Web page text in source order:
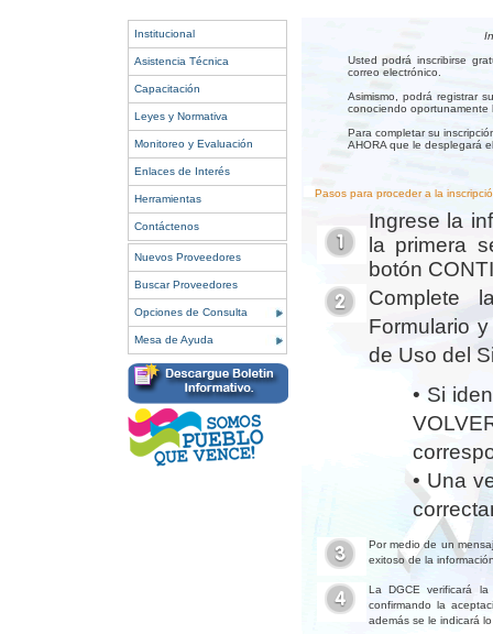
Institucional
Asistencia Técnica
Capacitación
Leyes y Normativa
Monitoreo y Evaluación
Enlaces de Interés
Herramientas
Contáctenos
Nuevos Proveedores
Buscar Proveedores
Opciones de Consulta
Mesa de Ayuda
Usted podrá inscribirse
correo electrónico.
Asimismo, podrá registrar
conociendo oportunamente
Para completar su
AHORA que le desplegará
Pasos para proceder a la
Ingrese la
la primera
botón
Complete
Formulario
de Uso del
• Si
• Una
Por medio de un
exitoso de la
La DGCE verificará
confirmando la
además se le indicará